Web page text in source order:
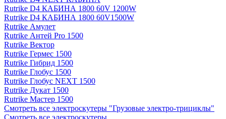
Rutrike D4 КАБИНА 1800 60V 1200W
Rutrike D4 КАБИНА 1800 60V1500W
Rutrike Амулет
Rutrike Антей Pro 1500
Rutrike Вектор
Rutrike Гермес 1500
Rutrike Гибрид 1500
Rutrike Глобус 1500
Rutrike Глобус NEXT 1500
Rutrike Дукат 1500
Rutrike Мастер 1500
Смотреть все электро­скутеры "Грузовые электро‑трициклы"